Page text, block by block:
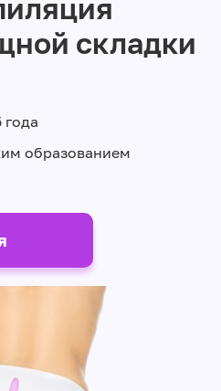
складки
образованием